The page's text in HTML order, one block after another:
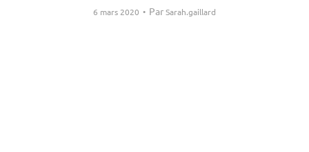
6 mars 2020 ParSarah.gaillard